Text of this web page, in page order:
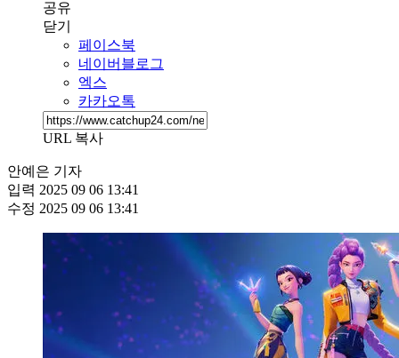
공유
닫기
페이스북
네이버블로그
엑스
카카오톡
URL 복사
안예은 기자
입력 2025 09 06 13:41
수정 2025 09 06 13:41